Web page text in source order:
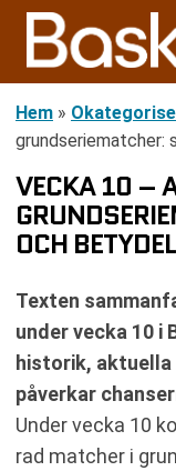
Hem »
grundseriematcher:
VECKA 10 –
OCH
Texten
under vecka 10 i
historik,
påverkar
Under vecka 10
rad matcher i